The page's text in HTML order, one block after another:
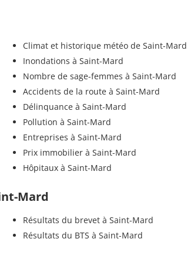
Climat et historique météo de Saint-Mard
Inondations à Saint-Mard
Nombre de sage-femmes à Saint-Mard
Accidents de la route à Saint-Mard
Délinquance à Saint-Mard
Pollution à Saint-Mard
Entreprises à Saint-Mard
Prix immobilier à Saint-Mard
Hôpitaux à Saint-Mard
Mard
Résultats du brevet à Saint-Mard
Résultats du BTS à Saint-Mard